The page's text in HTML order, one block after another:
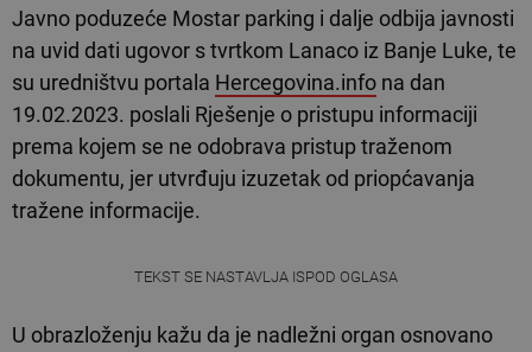
Javno poduzeće Mostar parking i dalje odbija javnosti
na uvid dati ugovor s tvrtkom Lanaco iz Banje Luke, te
su uredništvu portala Hercegovina.info na dan
19.02.2023. poslali Rješenje o pristupu informaciji
prema kojem se ne odobrava pristup traženom
dokumentu, jer utvrđuju izuzetak od priopćavanja
tražene informacije.
TEKST SE NASTAVLJA ISPOD OGLASA
U obrazloženju kažu da je nadležni organ osnovano